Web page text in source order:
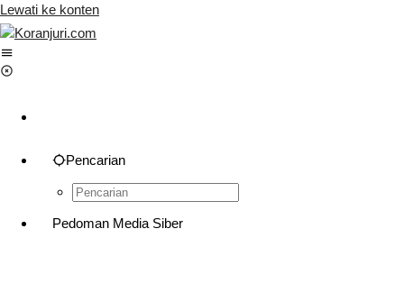
Lewati ke konten
Pencarian
Pedoman Media Siber